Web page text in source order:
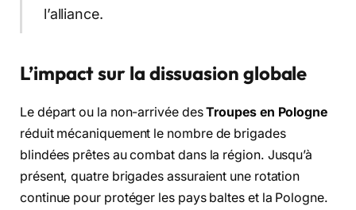
l’alliance.
L’impact sur la dissuasion globale
Le départ ou la non-arrivée desTroupes en Pologne
réduit mécaniquement le nombre de brigades
blindées prêtes au combat dans la région. Jusqu’à
présent, quatre brigades assuraient une rotation
continue pour protéger les pays baltes et la Pologne.